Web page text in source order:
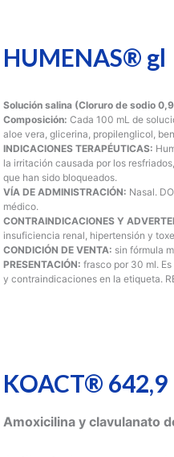
HUMENAS® gl
Solución salina (Cloruro de sodio
Composición: Cada 100 mL de
aloe vera, glicerina, propilenglicol,
INDICACIONES TERAPÉUTICAS:
la irritación causada por los
que han sido bloqueados.
VÍA DE ADMINISTRACIÓN: Nasal.
médico.
CONTRAINDICACIONES Y
insuficiencia renal, hipertensión y
CONDICIÓN DE VENTA: sin fórmula
PRESENTACIÓN: frasco por 30 ml.
y contraindicaciones en la etiqueta.
KOACT® 642,9
Amoxicilina y clavulanato